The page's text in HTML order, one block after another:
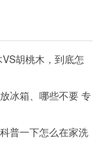
胡桃木，到底怎
冰箱、哪些不要 专
普一下怎么在家洗